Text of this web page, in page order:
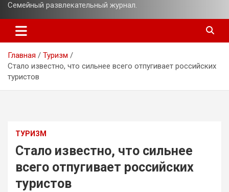
Семейный развлекательный журнал.
Главная
Туризм
Стало известно, что сильнее всего отпугивает российских
туристов
ТУРИЗМ
Стало известно, что сильнее
всего отпугивает российских
туристов